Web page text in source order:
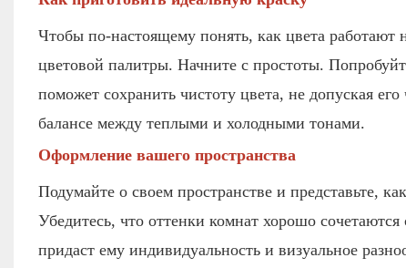
Чтобы по-настоящему понять, как цвета
цветовой палитры. Начните с простоты.
поможет сохранить чистоту цвета, не допуская
балансе между теплыми и холодными тонами.
Оформление вашего пространства
Подумайте о своем пространстве и представьте,
Убедитесь, что оттенки комнат хорошо
придаст ему индивидуальность и визуальное